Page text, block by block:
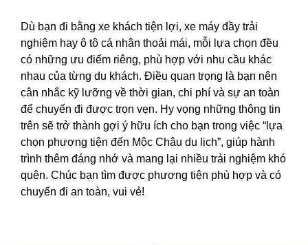
Dù bạn đi bằng xe khách tiện lợi, xe máy đầy trải
nghiệm hay ô tô cá nhân thoải mái, mỗi lựa chọn đều
có những ưu điểm riêng, phù hợp với nhu cầu khác
nhau của từng du khách. Điều quan trọng là bạn nên
cân nhắc kỹ lưỡng về thời gian, chi phí và sự an toàn
để chuyến đi được trọn vẹn. Hy vọng những thông tin
trên sẽ trở thành gợi ý hữu ích cho bạn trong việc “lựa
chọn phương tiện đến Mộc Châu du lịch”, giúp hành
trình thêm đáng nhớ và mang lại nhiều trải nghiệm khó
quên. Chúc bạn tìm được phương tiện phù hợp và có
chuyến đi an toàn, vui vẻ!